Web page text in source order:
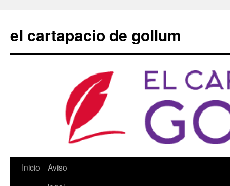
contenido
el cartapacio de gollum
Inicio
Aviso